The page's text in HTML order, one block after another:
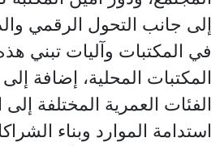
إلى جانب التحول الرقمي
في المكتبات وآليات تبني
المكتبات المحلية، إضافة
الفئات العمرية المختلفة إلى
استدامة الموارد وبناء